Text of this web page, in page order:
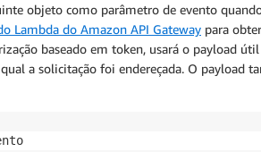
objeto como parâmetro de evento
Lambda do Amazon API Gateway para
baseado em token, usará o payload
a solicitação foi endereçada. O payload